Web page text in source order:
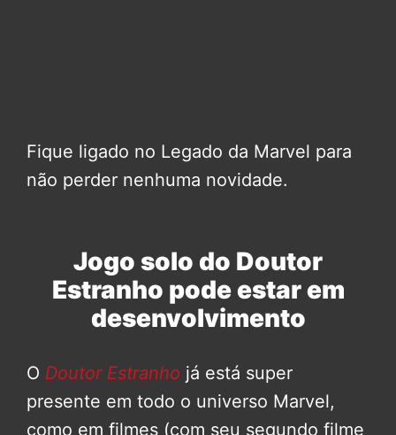
Fique ligado no Legado da Marvel para
não perder nenhuma novidade.
Jogo solo do Doutor
Estranho pode estar em
desenvolvimento
O Doutor Estranho já está super
presente em todo o universo Marvel,
como em filmes (com seu segundo filme